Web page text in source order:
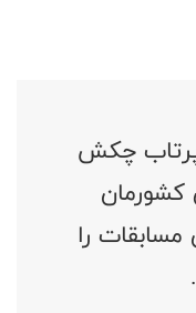
پرتاب چکش
کشورمان
را